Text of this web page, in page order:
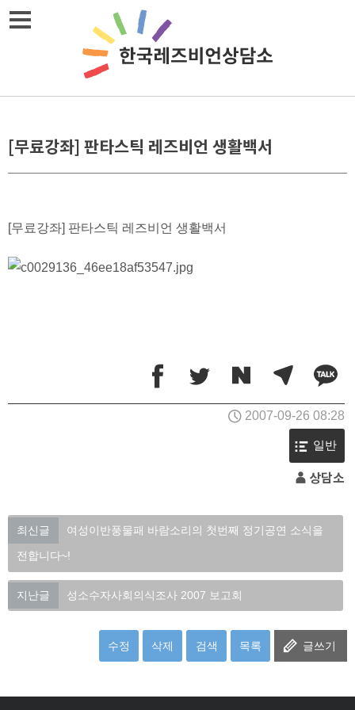
[무료강좌] 판타스틱 레즈비언 생활백서
[무료강좌] 판타스틱 레즈비언 생활백서
2007-09-26 08:28
일반
상담소
최신글
여성이반풍물패 바람소리의 첫번째 정기공연 소식을
전합니다~!
지난글 성소수자사회의식조사 2007 보고회
수정 삭제 검색 목록 글쓰기